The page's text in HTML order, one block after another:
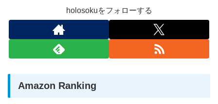
holosokuをフォローする
Amazon Ranking